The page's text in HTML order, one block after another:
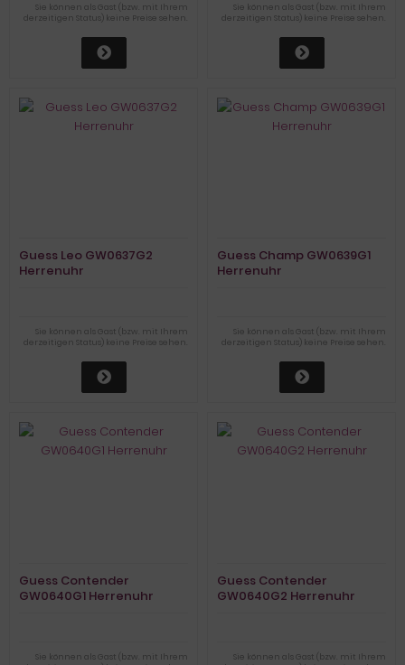
Sie können als Gast (bzw. mit Ihrem
derzeitigen Status) keine Preise sehen.
Sie können als Gast (bzw. mit Ihrem
derzeitigen Status) keine Preise sehen.
Guess Leo GW0637G2
Herrenuhr
Sie können als Gast (bzw. mit Ihrem
derzeitigen Status) keine Preise sehen.
Guess Champ GW0639G1
Herrenuhr
Sie können als Gast (bzw. mit Ihrem
derzeitigen Status) keine Preise sehen.
Guess Contender
GW0640G1 Herrenuhr
Sie können als Gast (bzw. mit Ihrem
Guess Contender
GW0640G2 Herrenuhr
Sie können als Gast (bzw. mit Ihrem